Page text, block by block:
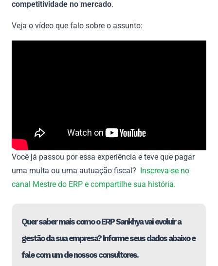
competitividade no mercado.
Veja o vídeo que falo sobre o assunto:
Você já passou por essa experiência e teve que pagar
uma multa ou uma autuação fiscal? Inscreva-se no
canal Mestre do ERP e compartilhe sua história.
Quer saber mais como o ERP Sankhya vai evoluir a
gestão da sua empresa? Informe seus dados abaixo e
fale com um de nossos consultores.